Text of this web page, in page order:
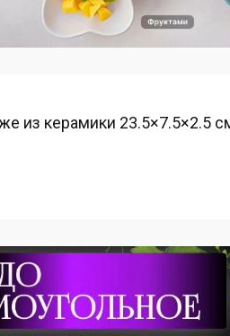
из керамики 23.5×7.5×2.5